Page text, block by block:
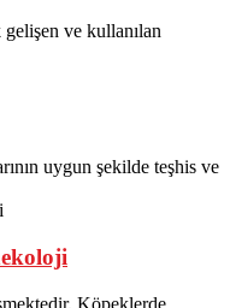
ve kullanılan
uygun şekilde teşhis ve
Köpeklerde